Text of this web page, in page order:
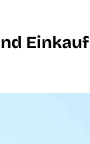
Einkauf